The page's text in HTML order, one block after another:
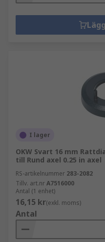
I lager
OKW Svart 16 mm
till Rund axel 0.25 in axel
RS-artikelnummer 283-2082
Tillv. art.nrA7516000
Antal (1 enhet)
16,15 kr(exkl. moms)
Antal